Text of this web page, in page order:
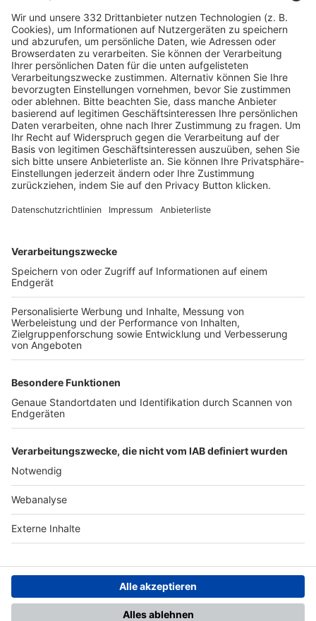
HÄUFIG BESUCHTE SEITEN
Pässe und Vereinswechsel
Trainerausbildung
Schulungsangebot Vereinsmitarbeiter
BFV-Geschäftsstellen
Trainerbörse
Login SpielPlus
FOLGE DEM BFV
TOP-VEREINE
TOP-PARTNER
Nutzungsbedingungen Datenschutz Impressum